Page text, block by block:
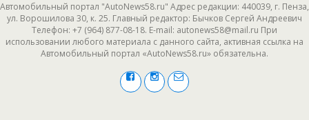
Автомобильный портал "AutoNews58.ru" Адрес редакции: 440039, г. Пенза,
ул. Ворошилова 30, к. 25. Главный редактор: Бычков Сергей Андреевич
Телефон: +7 (964) 877-08-18. E-mail: autonews58@mail.ru При
использовании любого материала с данного сайта, активная ссылка на
Автомобильный портал «AutoNews58.ru» обязательна.